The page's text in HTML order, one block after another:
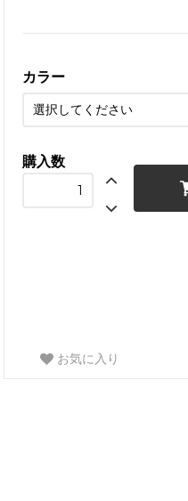
カラー
購入数
お気に入り